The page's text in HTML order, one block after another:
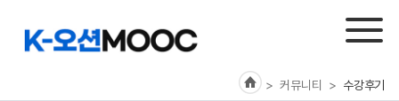
> 커뮤니티 > 수강후기